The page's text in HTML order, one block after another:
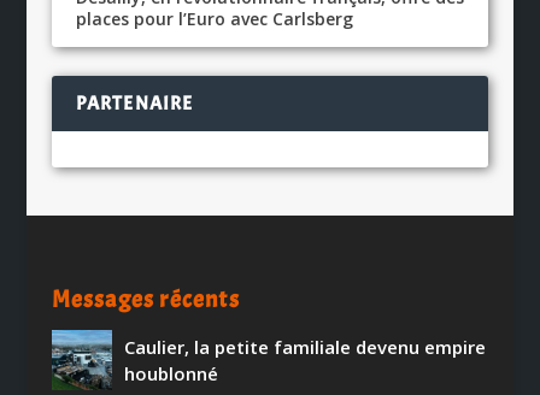
places pour l’Euro avec Carlsberg
PARTENAIRE
Messages récents
Caulier, la petite familiale devenu empire
houblonné